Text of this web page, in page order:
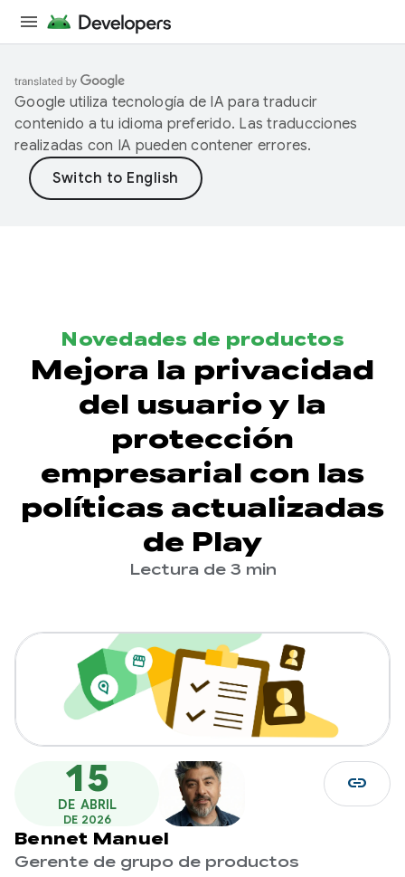
Google utiliza tecnología de IA para traducir
contenido a tu idioma preferido. Las traducciones
realizadas con IA pueden contener errores.
Novedades de productos
Mejora la privacidad
del usuario y la
protección
empresarial con las
políticas actualizadas
de Play
Lectura de 3 min
15
DE ABRIL
DE 2026
Bennet Manuel
Gerente de grupo de productos
link